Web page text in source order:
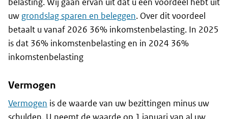
uw grondslag sparen en beleggen. Over dit voordeel
betaalt u vanaf 2026 36% inkomstenbelasting. In 2025
is dat 36% inkomstenbelasting en in 2024 36%
inkomstenbelasting
Vermogen
Vermogen is de waarde van uw bezittingen minus uw